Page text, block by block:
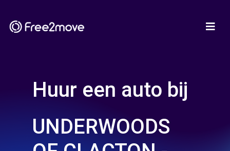
Huur een auto bij
UNDERWOODS